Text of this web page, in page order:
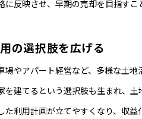
に反映させ、早期の売却を目指すこ
の選択肢を広げる
場やアパート経営など、多様な土地
を建てるという選択肢も生まれ、土
た利用計画が立てやすくなり、収益